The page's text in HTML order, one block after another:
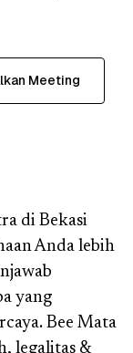
Meeting
di Bekasi
Anda lebih
yang
Bee Mata
legalitas &